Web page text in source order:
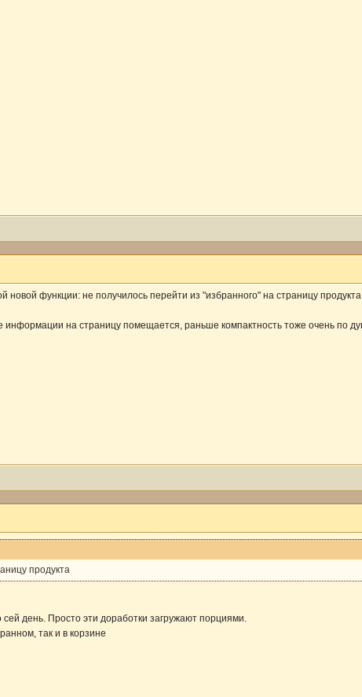
функции: не получилось перейти из "избранного" на страницу
информации на страницу помещается, раньше компактность тоже очень по
продукта
день. Просто эти доработки загружают порциями.
так и в корзине